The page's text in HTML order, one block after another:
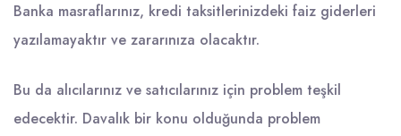
Banka masraflarınız, kredi taksitlerinizdeki faiz giderleri
yazılamayaktır ve zararınıza olacaktır.
Bu da alıcılarınız ve satıcılarınız için problem teşkil
edecektir. Davalık bir konu olduğunda problem